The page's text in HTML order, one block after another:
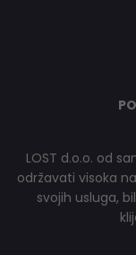
LOST d.o.o. od
održavati visoka
svojih usluga,